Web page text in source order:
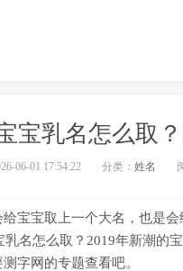
宝乳名怎么取
06-01 17:54:22 分类： 姓名
宝宝取上一个大名，也是
名怎么取？2019年新潮的
字网的专题查看吧。